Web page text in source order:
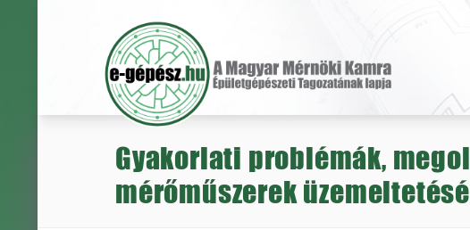
Gyakorlati problémák,
mérőműszerek